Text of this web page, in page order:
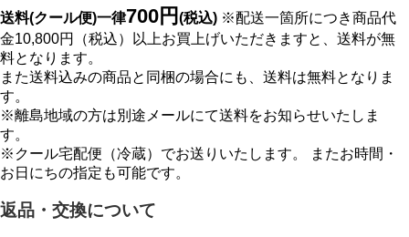
送料(クール便)一律700円 (税込) ※配送一箇所につき商品代
金10,800円（税込）以上お買上げいただきますと、送料が無
料となります。
また送料込みの商品と同梱の場合にも、送料は無料となりま
す。
※離島地域の方は別途メールにて送料をお知らせいたしま
す。
※クール宅配便（冷蔵）でお送りいたします。 またお時間・
お日にちの指定も可能です。
返品・交換について